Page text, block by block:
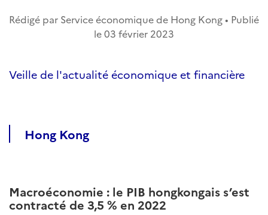
Rédigé par Service économique de Hong Kong • Publié
le03 février 2023
Veille de l'actualité économique et financière
Hong Kong
Macroéconomie : le PIB hongkongais s’est
contracté de 3,5 % en 2022